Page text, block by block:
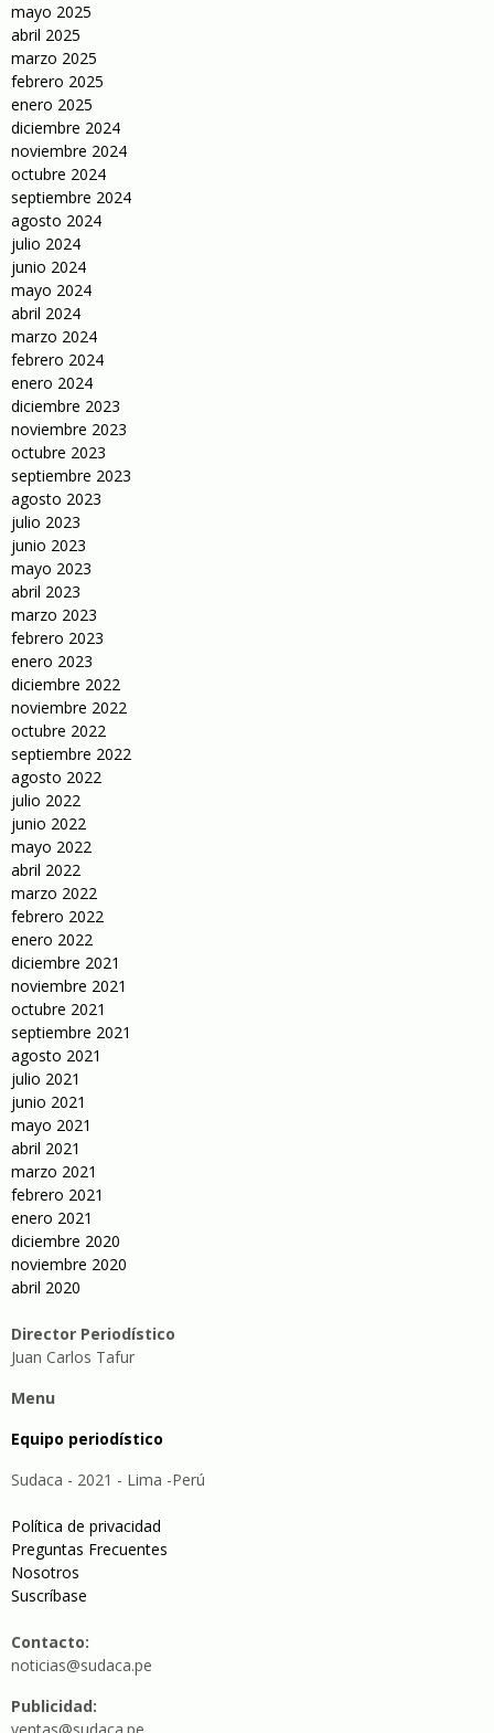
mayo 2025
abril 2025
marzo 2025
febrero 2025
enero 2025
diciembre 2024
noviembre 2024
octubre 2024
septiembre 2024
agosto 2024
julio 2024
junio 2024
mayo 2024
abril 2024
marzo 2024
febrero 2024
enero 2024
diciembre 2023
noviembre 2023
octubre 2023
septiembre 2023
agosto 2023
julio 2023
junio 2023
mayo 2023
abril 2023
marzo 2023
febrero 2023
enero 2023
diciembre 2022
noviembre 2022
octubre 2022
septiembre 2022
agosto 2022
julio 2022
junio 2022
mayo 2022
abril 2022
marzo 2022
febrero 2022
enero 2022
diciembre 2021
noviembre 2021
octubre 2021
septiembre 2021
agosto 2021
julio 2021
junio 2021
mayo 2021
abril 2021
marzo 2021
febrero 2021
enero 2021
diciembre 2020
noviembre 2020
abril 2020
Director Periodístico
Juan Carlos Tafur
Menu
Equipo periodístico
Sudaca - 2021 - Lima -Perú
Política de privacidad
Preguntas Frecuentes
Nosotros
Suscríbase
Contacto:
noticias@sudaca.pe
Publicidad: